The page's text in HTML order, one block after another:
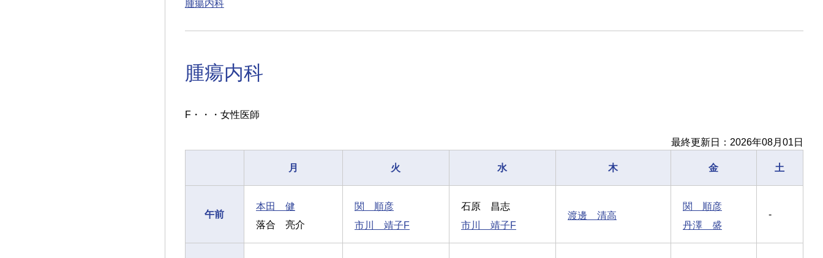
腫瘍内科
腫瘍内科
F・・・女性医師
最終更新日：2026年08月01日
月 火 水 木 金 土
午前
本田 健
落合 亮介
関 順彦
市川 靖子F
石原 昌志
市川 靖子F
渡邊 清高
関 順彦
丹澤 盛
-